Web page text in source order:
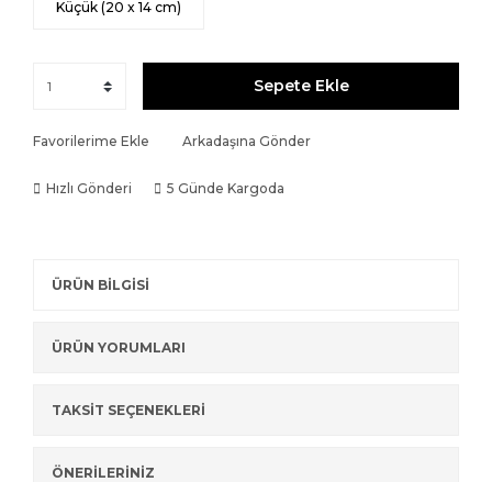
Küçük (20 x 14 cm)
Sepete Ekle
Favorilerime Ekle Arkadaşına Gönder
Hızlı Gönderi 5 Günde Kargoda
ÜRÜN BİLGİSİ
ÜRÜN YORUMLARI
TAKSİT SEÇENEKLERİ
ÖNERİLERİNİZ